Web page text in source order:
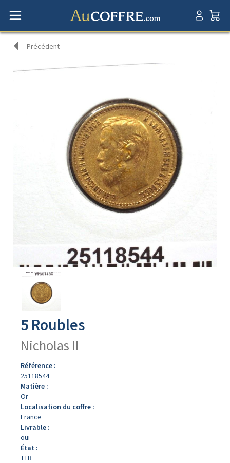
Précédent
Avers
produit
5 Roubles
Nicholas II
Référence :
25118544
Matière :
Or
Localisation du coffre :
France
Livrable :
oui
État :
TTB